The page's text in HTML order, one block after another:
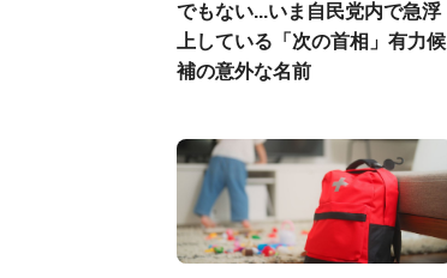
でもない...いま自民党内で急浮
上している「次の首相」有力候
補の意外な名前